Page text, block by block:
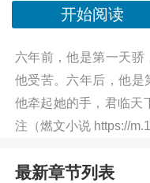
开始阅读
六年前，他是第一天骄
他受苦。六年后，他是
他牵起她的手，君临
注（燃文小说 https://
最新章节列表